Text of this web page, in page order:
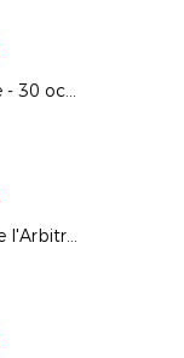
Journées de l'arbitrage - 30 octobre 2022
Journées Nationales de l'Arbitrage